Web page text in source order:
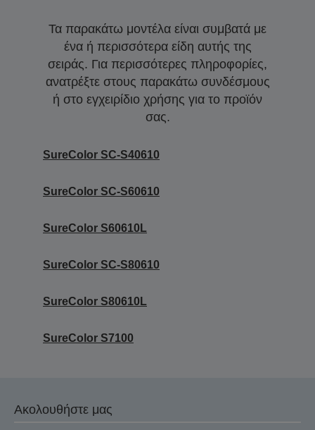
Τα παρακάτω μοντέλα είναι συμβατά με
ένα ή περισσότερα είδη αυτής της
σειράς. Για περισσότερες πληροφορίες,
ανατρέξτε στους παρακάτω συνδέσμους
ή στο εγχειρίδιο χρήσης για το προϊόν
σας.
SureColor SC-S40610
SureColor SC-S60610
SureColor S60610L
SureColor SC-S80610
SureColor S80610L
SureColor S7100
Ακολουθήστε μας